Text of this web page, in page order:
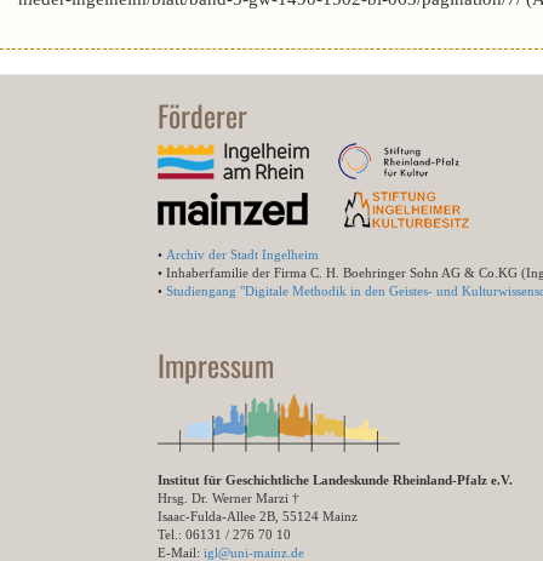
Förderer
• Archiv der Stadt Ingelheim
• Inhaberfamilie der Firma C. H. Boehringer Sohn AG & Co.KG
• Studiengang "Digitale Methodik in den Geistes- und
Impressum
Institut für Geschichtliche Landeskunde Rheinland-Pfalz e.V.
Hrsg. Dr. Werner Marzi †
Isaac-Fulda-Allee 2B, 55124 Mainz
Tel.: 06131 / 276 70 10
E-Mail: igl@uni-mainz.de